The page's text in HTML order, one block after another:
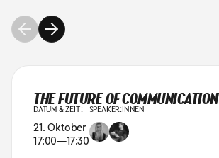
THE FUTURE OF COMMUNICATION
DATUM & ZEIT :
21. Oktober
17:00—17:30
SPEAKER:INNEN